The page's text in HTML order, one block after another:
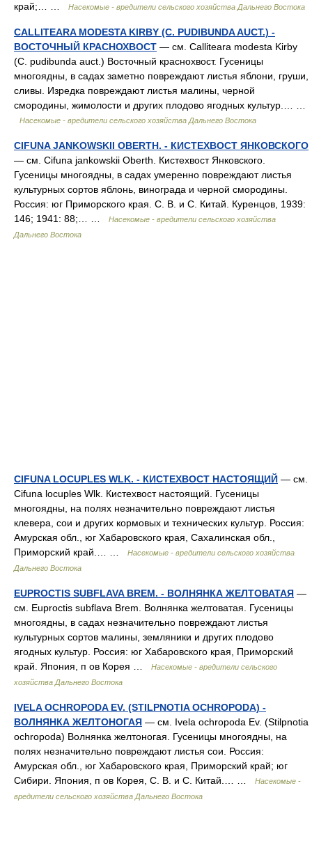
край;… … Насекомые - вредители сельского хозяйства Дальнего Востока
CALLITEARA MODESTA KIRBY (C. PUDIBUNDA AUCT.) -
ВОСТОЧНЫЙ КРАСНОХВОСТ — см. Calliteara modesta Kirby
(C. pudibunda auct.) Восточный краснохвост. Гусеницы
многоядны, в садах заметно повреждают листья яблони, груши,
сливы. Изредка повреждают листья малины, черной
смородины, жимолости и других плодово ягодных культур.… …
Насекомые - вредители сельского хозяйства Дальнего Востока
CIFUNA JANKOWSKII OBERTH. - КИСТЕХВОСТ ЯНКОВСКОГО
— см. Cifuna jankowskii Oberth. Кистехвост Янковского.
Гусеницы многоядны, в садах умеренно повреждают листья
культурных сортов яблонь, винограда и черной смородины.
Россия: юг Приморского края. С. В. и С. Китай. Куренцов, 1939:
146; 1941: 88;… …
Насекомые - вредители сельского хозяйства
Дальнего Востока
CIFUNA LOCUPLES WLK. - КИСТЕХВОСТ НАСТОЯЩИЙ — см.
Cifuna locuples Wlk. Кистехвост настоящий. Гусеницы
многоядны, на полях незначительно повреждают листья
клевера, сои и других кормовых и технических культур. Россия:
Амурская обл., юг Хабаровского края, Сахалинская обл.,
Приморский край.… …
Насекомые - вредители сельского хозяйства
Дальнего Востока
EUPROCTIS SUBFLAVA BREM. - ВОЛНЯНКА ЖЕЛТОВАТАЯ —
см. Euproctis subflava Brem. Волнянка желтоватая. Гусеницы
многоядны, в садах незначительно повреждают листья
культурных сортов малины, земляники и других плодово
ягодных культур. Россия: юг Хабаровского края, Приморский
край. Япония, п ов Корея …
Насекомые - вредители сельского
хозяйства Дальнего Востока
IVELA OCHROPODA EV. (STILPNOTIA OCHROPODA) -
ВОЛНЯНКА ЖЕЛТОНОГАЯ — см. Ivela ochropoda Ev. (Stilpnotia
ochropoda) Волнянка желтоногая. Гусеницы многоядны, на
полях незначительно повреждают листья сои. Россия:
Амурская обл., юг Хабаровского края, Приморский край; юг
Сибири. Япония, п ов Корея, С. В. и С. Китай.… …
Насекомые -
вредители сельского хозяйства Дальнего Востока